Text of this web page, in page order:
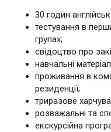
30 годин
тестування в
групах;
свідоцтво про
навчальні
проживання в
резиденції;
триразове
розважальні та
екскурсійна